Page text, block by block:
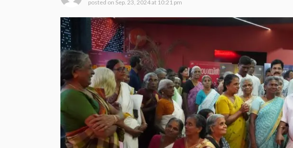
posted on Sep. 23, 2024 at 10:21 pm